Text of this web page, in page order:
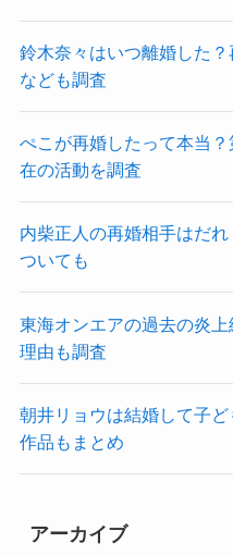
鈴木奈々はいつ離婚した
なども調査
ぺこが再婚したって本当
在の活動を調査
内柴正人の再婚相手はだ
ついても
東海オンエアの過去の炎
理由も調査
朝井リョウは結婚して子
作品もまとめ
アーカイブ